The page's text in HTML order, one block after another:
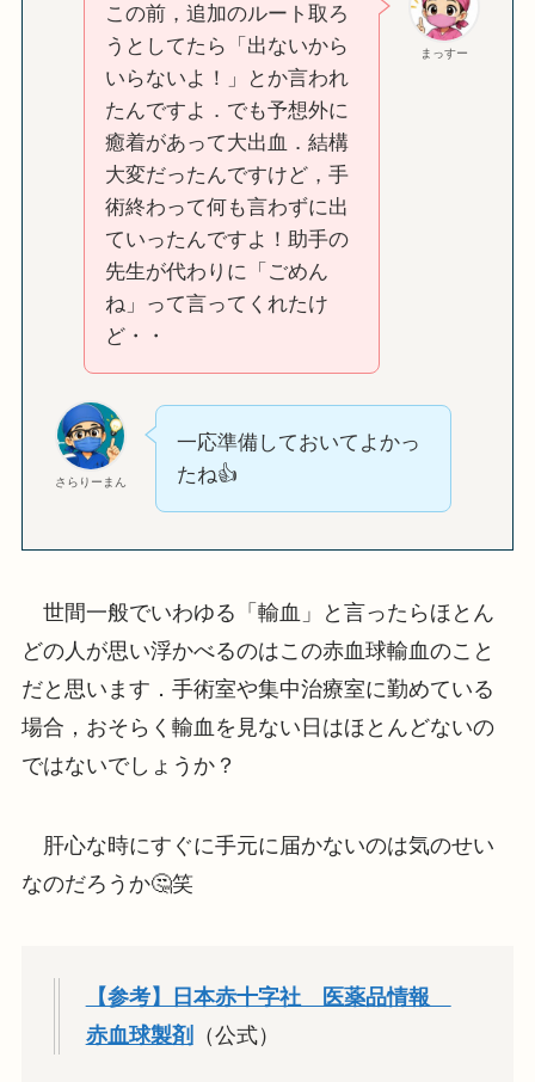
まっすー
この前，追加のルート取ろ
うとしてたら「出ないから
いらないよ！」とか言われ
たんですよ．でも予想外に
癒着があって大出血．結構
大変だったんですけど，手
術終わって何も言わずに出
ていったんですよ！助手の
先生が代わりに「ごめん
ね」って言ってくれたけ
ど・・
さらりーまん
一応準備しておいてよかっ
たね👍
世間一般でいわゆる「輸血」と言ったらほとん
どの人が思い浮かべるのはこの赤血球輸血のこと
だと思います．手術室や集中治療室に勤めている
場合，おそらく輸血を見ない日はほとんどないの
ではないでしょうか？
肝心な時にすぐに手元に届かないのは気のせい
なのだろうか🤔笑
【参考】日本赤十字社 医薬品情報
赤血球製剤
（公式）